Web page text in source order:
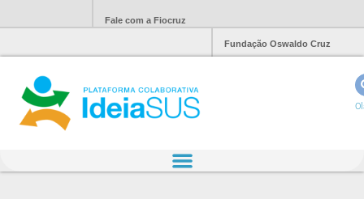
Fale com a Fiocruz
Fundação Oswaldo Cruz